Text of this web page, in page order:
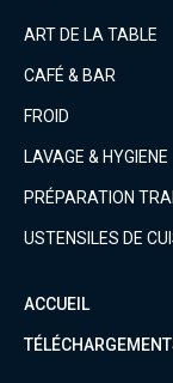
ART DE LA TABLE
CAFÉ & BAR
FROID
LAVAGE & HYGIENE
PRÉPARATION
USTENSILES DE
ACCUEIL